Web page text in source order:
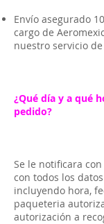
Envío asegurado
cargo de
nuestro servicio
¿Qué día y a qué
pedido?
Se le notificara
con todos los
incluyendo hora,
paqueteria
autorización a